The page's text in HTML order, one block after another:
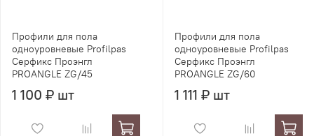
Профили для пола
одноуровневые Profilpas
Серфикс Проэнгл
PROANGLE ZG/45
1 100 ₽ шт
Профили для пола
одноуровневые Profilpas
Серфикс Проэнгл
PROANGLE ZG/60
1 111 ₽ шт